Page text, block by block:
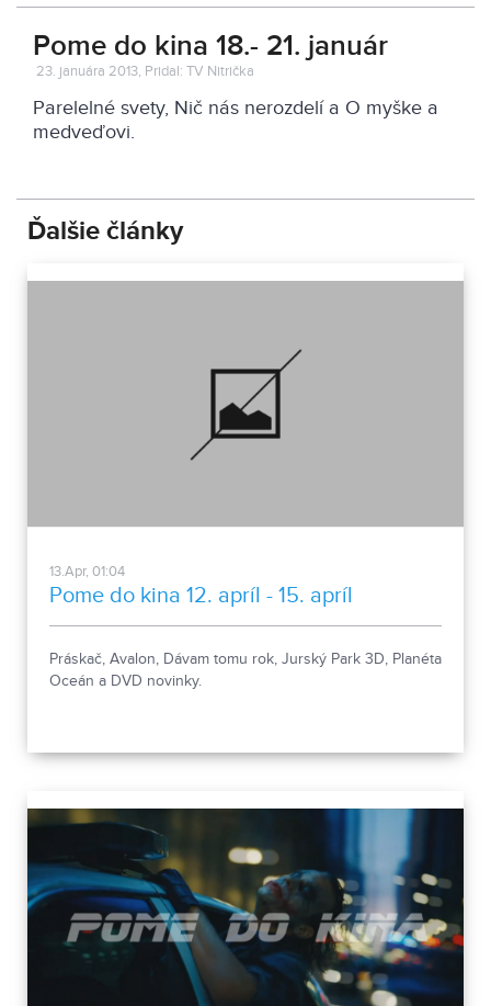
Pome do kina 18.- 21. január
23. januára 2013, Pridal: TV Nitrička
Parelelné svety, Nič nás nerozdelí a O myške a
medveďovi.
Ďalšie články
13.Apr, 01:04
Pome do kina 12. apríl - 15. apríl
Práskač, Avalon, Dávam tomu rok, Jurský Park 3D, Planéta
Oceán a DVD novinky.